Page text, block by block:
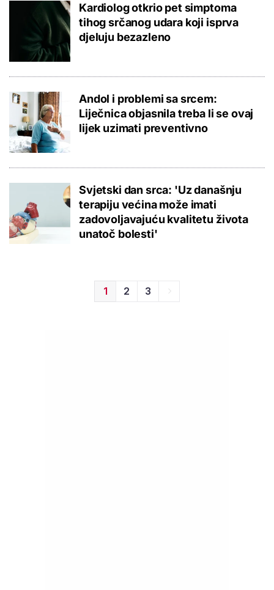
Kardiolog otkrio pet simptoma
tihog srčanog udara koji isprva
djeluju bezazleno
Andol i problemi sa srcem:
Liječnica objasnila treba li se ovaj
lijek uzimati preventivno
Svjetski dan srca: 'Uz današnju
terapiju većina može imati
zadovoljavajuću kvalitetu života
unatoč bolesti'
1 2 3